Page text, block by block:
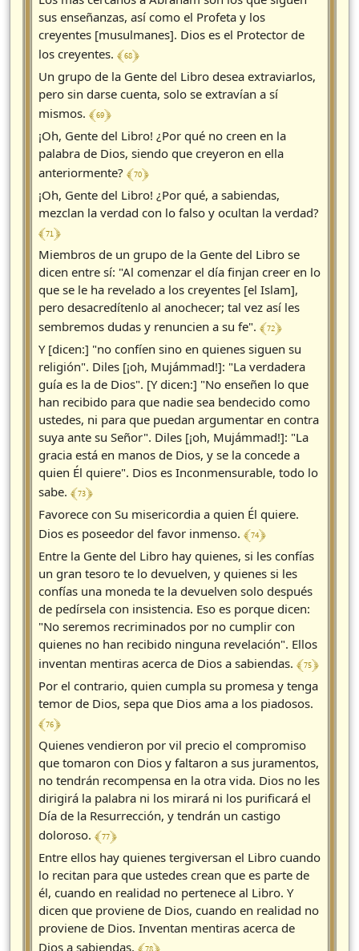
sus enseñanzas, así como el Profeta y los
creyentes [musulmanes]. Dios es el Protector de
los creyentes. ﴾ 68 ﴿
Un grupo de la Gente del Libro desea extraviarlos,
pero sin darse cuenta, solo se extravían a sí
mismos. ﴾ 69 ﴿
¡Oh, Gente del Libro! ¿Por qué no creen en la
palabra de Dios, siendo que creyeron en ella
anteriormente? ﴾ 70 ﴿
¡Oh, Gente del Libro! ¿Por qué, a sabiendas,
mezclan la verdad con lo falso y ocultan la verdad?
﴾ 71 ﴿
Miembros de un grupo de la Gente del Libro se
dicen entre sí: "Al comenzar el día finjan creer en lo
que se le ha revelado a los creyentes [el Islam],
pero desacredítenlo al anochecer; tal vez así les
sembremos dudas y renuncien a su fe". ﴾ 72 ﴿
Y [dicen:] "no confíen sino en quienes siguen su
religión". Diles [¡oh, Mujámmad!]: "La verdadera
guía es la de Dios". [Y dicen:] "No enseñen lo que
han recibido para que nadie sea bendecido como
ustedes, ni para que puedan argumentar en contra
suya ante su Señor". Diles [¡oh, Mujámmad!]: "La
gracia está en manos de Dios, y se la concede a
quien Él quiere". Dios es Inconmensurable, todo lo
sabe. ﴾ 73 ﴿
Favorece con Su misericordia a quien Él quiere.
Dios es poseedor del favor inmenso. ﴾ 74 ﴿
Entre la Gente del Libro hay quienes, si les confías
un gran tesoro te lo devuelven, y quienes si les
confías una moneda te la devuelven solo después
de pedírsela con insistencia. Eso es porque dicen:
"No seremos recriminados por no cumplir con
quienes no han recibido ninguna revelación". Ellos
inventan mentiras acerca de Dios a sabiendas. ﴾ 75 ﴿
Por el contrario, quien cumpla su promesa y tenga
temor de Dios, sepa que Dios ama a los piadosos.
﴾ 76 ﴿
Quienes vendieron por vil precio el compromiso
que tomaron con Dios y faltaron a sus juramentos,
no tendrán recompensa en la otra vida. Dios no les
dirigirá la palabra ni los mirará ni los purificará el
Día de la Resurrección, y tendrán un castigo
doloroso. ﴾ 77 ﴿
Entre ellos hay quienes tergiversan el Libro cuando
lo recitan para que ustedes crean que es parte de
él, cuando en realidad no pertenece al Libro. Y
dicen que proviene de Dios, cuando en realidad no
proviene de Dios. Inventan mentiras acerca de
Dios a sabiendas.